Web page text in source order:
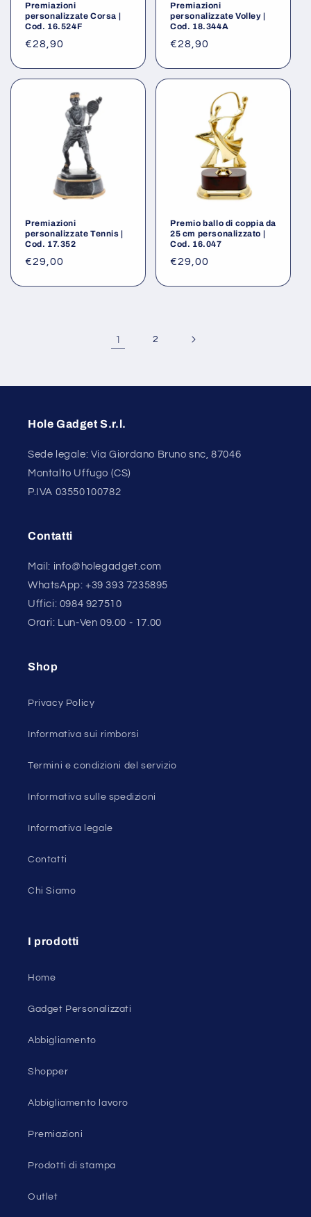
Premiazioni
personalizzate Corsa |
Cod. 16.524F
Prezzo
listino
€28,90
Premiazioni
personalizzate Volley |
Cod. 18.344A
Prezzo
listino
€28,90
Premiazioni
personalizzate Tennis |
Cod. 17.352
Prezzo
€29,00
Premio ballo di coppia da
25 cm personalizzato |
Cod. 16.047
Prezzo
€29,00
1 2
Hole Gadget S.r.l.
Sede legale: Via Giordano Bruno snc, 87046
Montalto Uffugo (CS)
P.IVA 03550100782
Contatti
Mail: info@holegadget.com
WhatsApp: +39 393 7235895
Uffici: 0984 927510
Orari: Lun-Ven 09.00 - 17.00
Shop
Privacy Policy
Informativa sui rimborsi
Termini e condizioni del servizio
Informativa sulle spedizioni
Informativa legale
Contatti
Chi Siamo
I prodotti
Home
Gadget Personalizzati
Abbigliamento
Shopper
Abbigliamento lavoro
Premiazioni
Prodotti di stampa
Outlet